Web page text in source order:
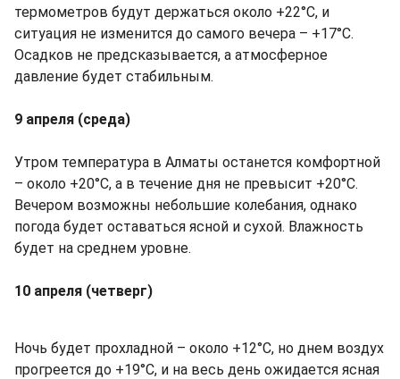
термометров будут держаться около +22°С, и
ситуация не изменится до самого вечера – +17°С.
Осадков не предсказывается, а атмосферное
давление будет стабильным.
9 апреля (среда)
Утром температура в Алматы останется комфортной
– около +20°С, а в течение дня не превысит +20°С.
Вечером возможны небольшие колебания, однако
погода будет оставаться ясной и сухой. Влажность
будет на среднем уровне.
10 апреля (четверг)
Ночь будет прохладной – около +12°С, но днем воздух
прогреется до +19°С, и на весь день ожидается ясная